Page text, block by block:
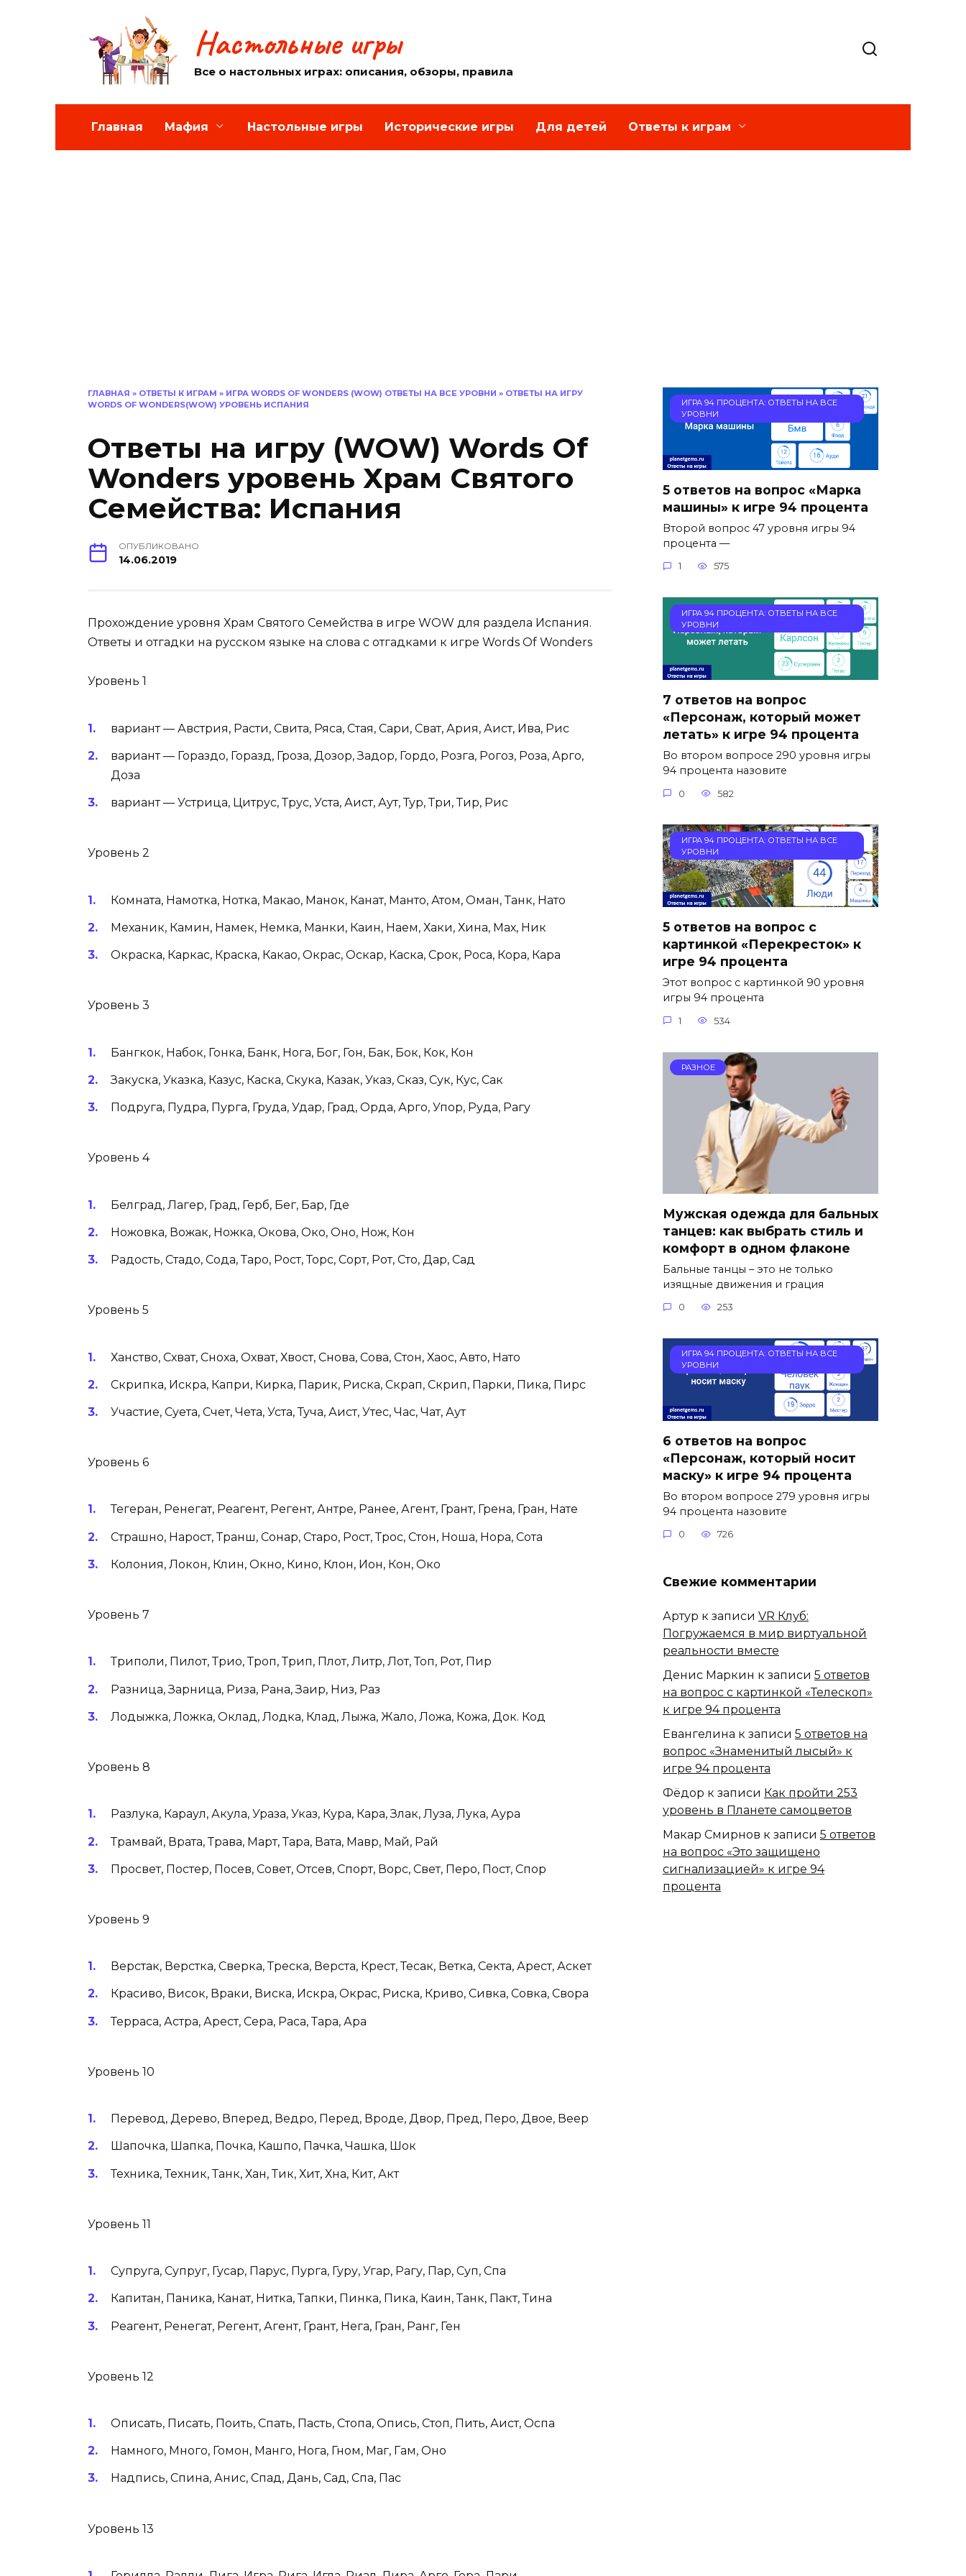
Настольные игры
Все о настольных играх: описания, обзоры, правила
Главная Мафия Настольные игры Исторические игры Для детей Ответы к играм
ГЛАВНАЯ » ОТВЕТЫ К ИГРАМ » ИГРА WORDS OF WONDERS (WOW) ОТВЕТЫ НА ВСЕ УРОВНИ » ОТВЕТЫ НА ИГРУ
WORDS OF WONDERS(WOW) УРОВЕНЬ ИСПАНИЯ
Ответы на игру (WOW) Words Of
Wonders уровень Храм Святoгo
Семейства: Испания
ОПУБЛИКОВАНО
14.06.2019
Прохождение уровня Храм Святoгo Семейства в игре WOW для раздела Испания.
Ответы и отгадки на русском языке на слова с отгадками к игре Words Of Wonders
Уровень 1
вариант — Австрия, Расти, Свита, Ряса, Стая, Сари, Сват, Ария, Аист, Ива, Рис
вариант — Гораздо, Горазд, Гроза, Дозор, Задор, Гордо, Розга, Рогоз, Роза, Арго,
Доза
вариант — Устрица, Цитрус, Трус, Уста, Аист, Аут, Тур, Три, Тир, Рис
Уровень 2
Комната, Намотка, Нотка, Макао, Манок, Канат, Манто, Атом, Оман, Танк, Нато
Механик, Камин, Намек, Немка, Манки, Каин, Наем, Хаки, Хина, Мах, Ник
Окраска, Каркас, Краска, Какао, Окрас, Оскар, Каска, Срок, Роса, Кора, Кара
Уровень 3
Бангкок, Набок, Гонка, Банк, Нога, Бог, Гон, Бак, Бок, Кок, Кон
Закуска, Указка, Казус, Каска, Скука, Казак, Указ, Сказ, Сук, Кус, Сак
Подруга, Пудра, Пурга, Груда, Удар, Град, Орда, Арго, Упор, Руда, Рагу
Уровень 4
Белград, Лагер, Град, Герб, Бег, Бар, Где
Ножовка, Вожак, Ножка, Окова, Око, Оно, Нож, Кон
Радость, Стадо, Сода, Таро, Рост, Торс, Сорт, Рот, Сто, Дар, Сад
Уровень 5
Ханство, Схват, Сноха, Охват, Хвост, Снова, Сова, Стон, Хаос, Авто, Нато
Скрипка, Искра, Капри, Кирка, Парик, Риска, Скрап, Скрип, Парки, Пика, Пирс
Участие, Суета, Счет, Чета, Уста, Туча, Аист, Утес, Час, Чат, Аут
Уровень 6
Тегеран, Ренегат, Реагент, Регент, Антре, Ранее, Агент, Грант, Грена, Гран, Нате
Страшно, Нарост, Транш, Сонар, Старо, Рост, Трос, Стон, Ноша, Нора, Сота
Колония, Локон, Клин, Окно, Кино, Клон, Ион, Кон, Око
Уровень 7
Триполи, Пилот, Трио, Троп, Трип, Плот, Литр, Лот, Топ, Рот, Пир
Разница, Зарница, Риза, Рана, Заир, Низ, Раз
Лодыжка, Ложка, Оклад, Лодка, Клад, Лыжа, Жало, Ложа, Кожа, Док. Код
Уровень 8
Разлука, Караул, Акула, Ураза, Указ, Кура, Кара, Злак, Луза, Лука, Аура
Трамвай, Врата, Трава, Март, Тара, Вата, Мавр, Май, Рай
Просвет, Постер, Посев, Совет, Отсев, Спорт, Ворс, Свет, Перо, Пост, Спор
Уровень 9
Верстак, Верстка, Сверка, Треска, Верста, Крест, Тесак, Ветка, Секта, Арест, Аскет
Красиво, Висок, Враки, Виска, Искра, Окрас, Риска, Криво, Сивка, Совка, Свора
Терраса, Астра, Арест, Сера, Раса, Тара, Ара
Уровень 10
Перевод, Дерево, Вперед, Ведро, Перед, Вроде, Двор, Пред, Перо, Двое, Веер
Шапочка, Шапка, Почка, Кашпо, Пачка, Чашка, Шок
Техника, Техник, Танк, Хан, Тик, Хит, Хна, Кит, Акт
Уровень 11
Супруга, Супруг, Гусар, Парус, Пурга, Гуру, Угар, Рагу, Пар, Суп, Спа
Капитан, Паника, Канат, Нитка, Тапки, Пинка, Пика, Каин, Танк, Пакт, Тина
Реагент, Ренегат, Регент, Агент, Грант, Нега, Гран, Ранг, Ген
Уровень 12
Описать, Писать, Поить, Спать, Пасть, Стопа, Опись, Стоп, Пить, Аист, Оспа
Намного, Много, Гомон, Манго, Нога, Гном, Маг, Гам, Оно
Надпись, Спина, Анис, Спад, Дань, Сад, Спа, Пас
Уровень 13
ИГРА 94 ПРОЦЕНТА: ОТВЕТЫ НА ВСЕ
УРОВНИ
5 ответов на вопрос «Марка
машины» к игре 94 процента
Второй вопрос 47 уровня игры 94
процента —
1 575
ИГРА 94 ПРОЦЕНТА: ОТВЕТЫ НА ВСЕ
УРОВНИ
7 ответов на вопрос
«Персонаж, который может
летать» к игре 94 процента
Во втором вопросе 290 уровня игры
94 процента назовите
0 582
ИГРА 94 ПРОЦЕНТА: ОТВЕТЫ НА ВСЕ
УРОВНИ
5 ответов на вопрос с
картинкой «Перекресток» к
игре 94 процента
Этот вопрос с картинкой 90 уровня
игры 94 процента
1 534
РАЗНОЕ
Мужская одежда для бальных
танцев: как выбрать стиль и
комфорт в одном флаконе
Бальные танцы – это не только
изящные движения и грация
0 253
ИГРА 94 ПРОЦЕНТА: ОТВЕТЫ НА ВСЕ
УРОВНИ
6 ответов на вопрос
«Персонаж, который носит
маску» к игре 94 процента
Во втором вопросе 279 уровня игры
94 процента назовите
0 726
Свежие комментарии
Артур к записи VR Клуб:
Погружаемся в мир виртуальной
реальности вместе
Денис Маркин к записи 5 ответов
на вопрос с картинкой «Телескоп»
к игре 94 процента
Евангелина к записи 5 ответов на
вопрос «Знаменитый лысый» к
игре 94 процента
Фёдор к записи Как пройти 253
уровень в Планете самоцветов
Макар Смирнов к записи 5 ответов
на вопрос «Это защищено
сигнализацией» к игре 94
процента